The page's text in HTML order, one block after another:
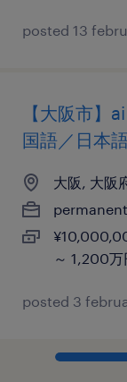
posted 13
【大阪市】
国語／日本語
大阪, 大阪
permanent
～ 1,200万
posted 3